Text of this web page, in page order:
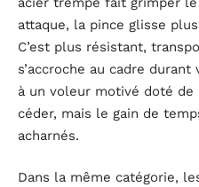
attaque, la pince glisse
C’est plus résistant,
s’accroche au cadre
à un voleur motivé doté
céder, mais le gain de
acharnés.
Dans la même catégorie,